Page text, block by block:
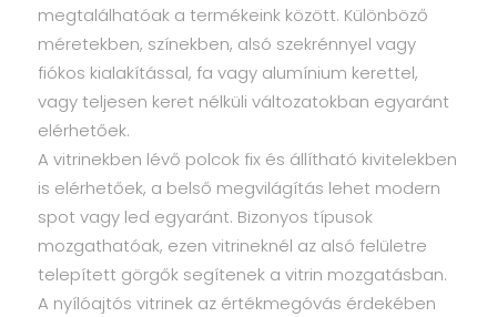
megtalálhatóak a termékeink között. Különböző
méretekben, színekben, alsó szekrénnyel vagy
fiókos kialakítással, fa vagy alumínium kerettel,
vagy teljesen keret nélküli változatokban egyaránt
elérhetőek.
A vitrinekben lévő polcok fix és állítható kivitelekben
is elérhetőek, a belső megvilágítás lehet modern
spot vagy led egyaránt. Bizonyos típusok
mozgathatóak, ezen vitrineknél az alsó felületre
telepített görgők segítenek a vitrin mozgatásban.
A nyílóajtós vitrinek az értékmegóvás érdekében